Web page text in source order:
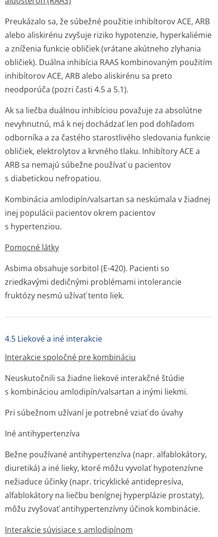
Preukázalo sa, že súbežné použitie inhibítorov ACE, ARB
alebo aliskirénu zvyšuje riziko hypotenzie, hyperkaliémie
a zníženia funkcie obličiek (vrátane akútneho zlyhania
obličiek). Duálna inhibícia RAAS kombinovaným použitím
inhibítorov ACE, ARB alebo aliskirénu sa preto
neodporúča (pozri časti 4.5 a 5.1).
Ak sa liečba duálnou inhibíciou považuje za absolútne
nevyhnutnú, má k nej dochádzať len pod dohľadom
odborníka a za častého starostlivého sledovania funkcie
obličiek, elektrolytov a krvného tlaku. Inhibítory ACE a
ARB sa nemajú súbežne používať u pacientov
s diabetickou nefropatiou.
Kombinácia amlodipín/valsartan sa neskúmala v žiadnej
inej populácii pacientov okrem pacientov
s hypertenziou.
Pomocné látky
Asbima obsahuje sorbitol (E-420). Pacienti so
zriedkavými dedičnými problémami intolerancie
fruktózy nesmú užívať tento liek.
4.5 Liekové a iné interakcie
Interakcie spoločné pre kombináciu
Neuskutočnili sa žiadne liekové interakčné štúdie
s kombináciou amlodipín/valsartan a inými liekmi.
Pri súbežnom užívaní je potrebné vziať do úvahy
Iné antihypertenzíva
Bežne používané antihypertenzíva (napr. alfablokátory,
diuretiká) a iné lieky, ktoré môžu vyvolať hypotenzívne
nežiaduce účinky (napr. tricyklické antidepresíva,
alfablokátory na liečbu benígnej hyperplázie prostaty),
môžu zvyšovať antihypertenzívny účinok kombinácie.
Interakcie súvisiace s amlodipínom